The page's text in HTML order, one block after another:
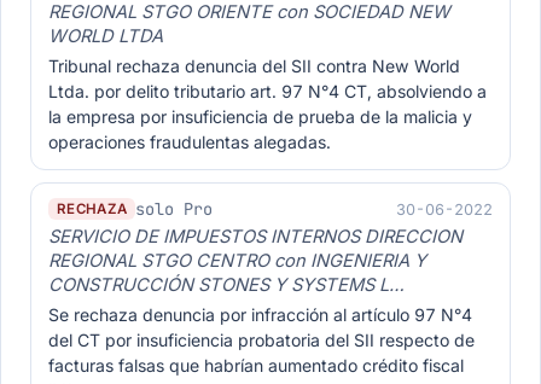
REGIONAL STGO ORIENTE con SOCIEDAD NEW
WORLD LTDA
Tribunal rechaza denuncia del SII contra New World
Ltda. por delito tributario art. 97 N°4 CT, absolviendo a
la empresa por insuficiencia de prueba de la malicia y
operaciones fraudulentas alegadas.
RECHAZA solo Pro 30-06-2022
SERVICIO DE IMPUESTOS INTERNOS DIRECCION
REGIONAL STGO CENTRO con INGENIERIA Y
CONSTRUCCIÓN STONES Y SYSTEMS L…
Se rechaza denuncia por infracción al artículo 97 N°4
del CT por insuficiencia probatoria del SII respecto de
facturas falsas que habrían aumentado crédito fiscal